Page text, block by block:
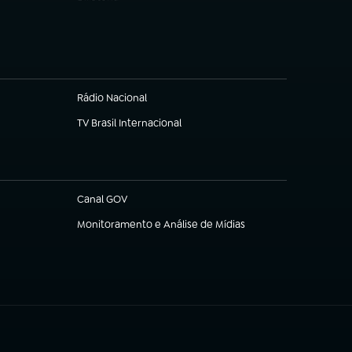
Rádio Nacional
TV Brasil Internacional
(abre em nova aba)
Canal GOV
(abre em nova aba)
Monitoramento e Análise de Mídias
(abre em nova aba)